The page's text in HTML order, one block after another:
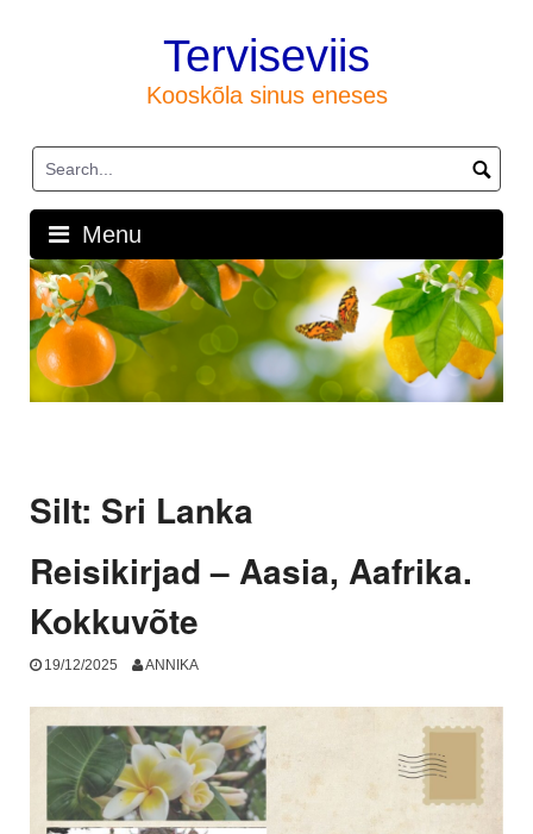
Terviseviis
Kooskõla sinus eneses
Menu
Silt: Sri Lanka
Reisikirjad – Aasia, Aafrika.
Kokkuvõte
19/12/2025 ANNIKA